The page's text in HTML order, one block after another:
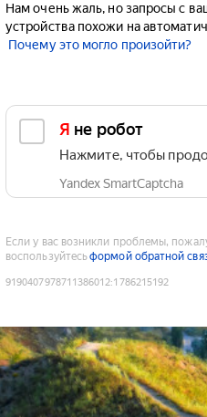
Нам очень жаль, но запросы с
устройства похожи на
Почему это могло произойти?
Я не робот
Нажмите, чтобы
Yandex SmartCaptcha
Если у вас возникли проблемы,
воспользуйтесьформой обратной
9190407978711386012:1786215192